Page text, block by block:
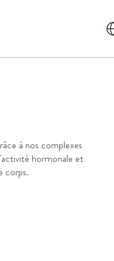
à nos complexes
hormonale et
corps.